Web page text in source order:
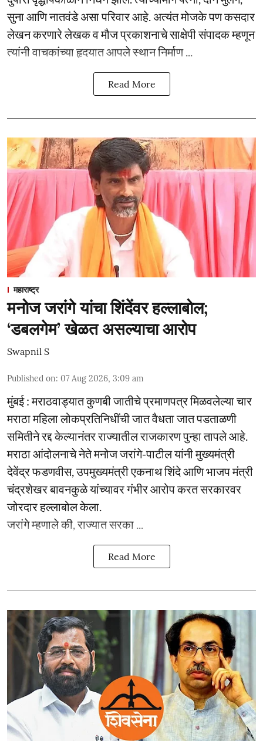
सुना आणि नातवंडे असा परिवार आहे. अत्यंत मोजके पण कसदार
लेखन करणारे लेखक व मौज प्रकाशनाचे साक्षेपी संपादक म्हणून
त्यांनी वाचकांच्या हृदयात आपले स्थान निर्माण ...
Read More
महाराष्ट्र
मनोज जरांगे यांचा शिंदेंवर हल्लाबोल;
‘डबलगेम’ खेळत असल्याचा आरोप
Swapnil S
Published on: 07 Aug 2026, 3:09 am
मुंबई : मराठवाड्यात कुणबी जातीचे प्रमाणपत्र मिळवलेल्या चार
मराठा महिला लोकप्रतिनिधींची जात वैधता जात पडताळणी
समितीने रद्द केल्यानंतर राज्यातील राजकारण पुन्हा तापले आहे.
मराठा आंदोलनाचे नेते मनोज जरांगे-पाटील यांनी मुख्यमंत्री
देवेंद्र फडणवीस, उपमुख्यमंत्री एकनाथ शिंदे आणि भाजप मंत्री
चंद्रशेखर बावनकुळे यांच्यावर गंभीर आरोप करत सरकारवर
जोरदार हल्लाबोल केला.
जरांगे म्हणाले की, राज्यात सरका ...
Read More